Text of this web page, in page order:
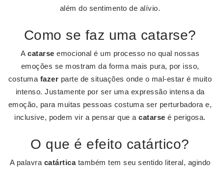
além do sentimento de alívio.
Como se faz uma catarse?
A catarse emocional é um processo no qual nossas
emoções se mostram da forma mais pura, por isso,
costuma fazer parte de situações onde o mal-estar é muito
intenso. Justamente por ser uma expressão intensa da
emoção, para muitas pessoas costuma ser perturbadora e,
inclusive, podem vir a pensar que acatarse é perigosa.
O que é efeito catártico?
A palavra catárticatambém tem seu sentido literal, agindo